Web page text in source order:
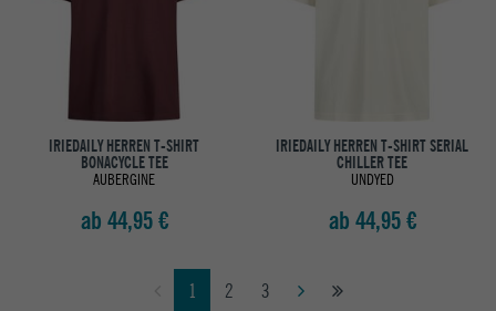
IRIEDAILY HERREN T-SHIRT
BONACYCLE TEE
AUBERGINE
ab 44,95 €
IRIEDAILY HERREN T-SHIRT SERIAL
CHILLER TEE
UNDYED
ab 44,95 €
1 2 3